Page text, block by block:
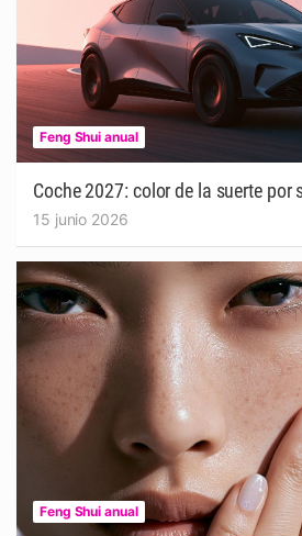
Feng Shui anual
Coche 2027: color de la suerte por
15 junio 2026
Feng Shui anual